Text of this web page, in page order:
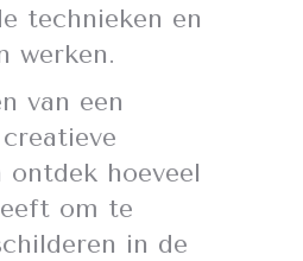
technieken en
werken.
van een
ontdek hoeveel
om te
in de